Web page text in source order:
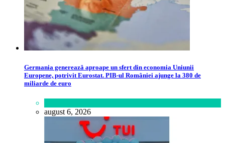
Germania generează aproape un sfert din economia Uniunii
Europene, potrivit Eurostat. PIB-ul României ajunge la 380 de
miliarde de euro
august 6, 2026